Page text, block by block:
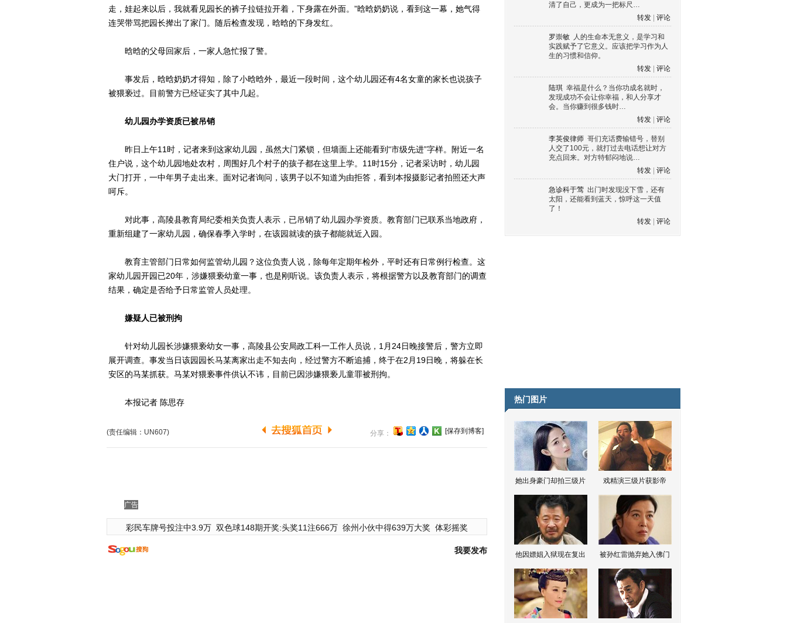
走，娃起来以后，我就看见园长的裤子拉链拉开着，下身露在外面。”晗晗奶奶说，看到这一幕，她气得
连哭带骂把园长撵出了家门。随后检查发现，晗晗的下身发红。
晗晗的父母回家后，一家人急忙报了警。
事发后，晗晗奶奶才得知，除了小晗晗外，最近一段时间，这个幼儿园还有4名女童的家长也说孩子
被猥亵过。目前警方已经证实了其中几起。
幼儿园办学资质已被吊销
昨日上午11时，记者来到这家幼儿园，虽然大门紧锁，但墙面上还能看到“市级先进”字样。附近一名
住户说，这个幼儿园地处农村，周围好几个村子的孩子都在这里上学。11时15分，记者采访时，幼儿园
大门打开，一中年男子走出来。面对记者询问，该男子以不知道为由拒答，看到本报摄影记者拍照还大声
呵斥。
对此事，高陵县教育局纪委相关负责人表示，已吊销了幼儿园办学资质。教育部门已联系当地政府，
重新组建了一家幼儿园，确保春季入学时，在该园就读的孩子都能就近入园。
教育主管部门日常如何监管幼儿园？这位负责人说，除每年定期年检外，平时还有日常例行检查。这
家幼儿园开园已20年，涉嫌猥亵幼童一事，也是刚听说。该负责人表示，将根据警方以及教育部门的调查
结果，确定是否给予日常监管人员处理。
嫌疑人已被刑拘
针对幼儿园长涉嫌猥亵幼女一事，高陵县公安局政工科一工作人员说，1月24日晚接警后，警方立即
展开调查。事发当日该园园长马某离家出走不知去向，经过警方不断追捕，终于在2月19日晚，将躲在长
安区的马某抓获。马某对猥亵事件供认不讳，目前已因涉嫌猥亵儿童罪被刑拘。
本报记者 陈思存
(责任编辑：UN607) 分享： [保存到博客]
广告
彩民车牌号投注中3.9万 双色球148期开奖:头奖11注666万 徐州小伙中得639万大奖 体彩摇奖
我要发布
清了自己，更成为一把标尺…
转发
评论
罗崇敏 人的生命本无意义，是学习和
实践赋予了它意义。应该把学习作为人
生的习惯和信仰。
转发
评论
陆琪 幸福是什么？当你功成名就时，
发现成功不会让你幸福，和人分享才
会。当你赚到很多钱时…
转发
评论
李英俊律师 哥们充话费输错号，替别
人交了100元，就打过去电话想让对方
充点回来。对方特郁闷地说…
转发
评论
急诊科于莺 出门时发现没下雪，还有
太阳，还能看到蓝天，惊呼这一天值
了！
转发
评论
热门图片
她出身豪门却拍三级片 戏精演三级片获影帝
他因嫖娼入狱现在复出 被孙红雷抛弃她入佛门